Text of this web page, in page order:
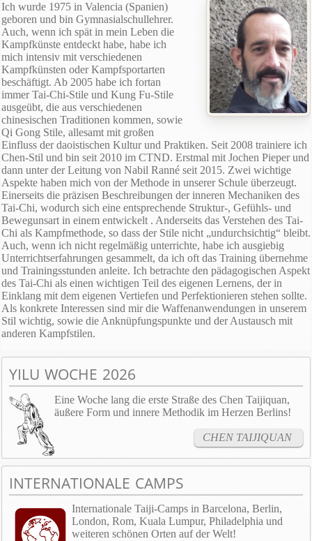
Ich wurde 1975 in Valencia (Spanien)
geboren und bin Gymnasialschullehrer.
Auch, wenn ich spät in mein Leben die
Kampfkünste entdeckt habe, habe ich
mich intensiv mit verschiedenen
Kampfkünsten oder Kampfsportarten
beschäftigt. Ab 2005 habe ich fortan
immer Tai-Chi-Stile und Kung Fu-Stile
ausgeübt, die aus verschiedenen
chinesischen Traditionen kommen, sowie
Qi Gong Stile, allesamt mit großen
Einfluss der daoistischen Kultur und Praktiken. Seit 2008 trainiere ich
Chen-Stil und bin seit 2010 im CTND. Erstmal mit Jochen Pieper und
dann unter der Leitung von Nabil Ranné seit 2015. Zwei wichtige
Aspekte haben mich von der Methode in unserer Schule überzeugt.
Einerseits die präzisen Beschreibungen der inneren Mechaniken des
Tai-Chi, wodurch sich eine entsprechende Struktur-, Gefühls- und
Bewegunsart in einem entwickelt . Anderseits das Verstehen des Tai-
Chi als Kampfmethode, so dass der Stile nicht „undurchsichtig“ bleibt.
Auch, wenn ich nicht regelmäßig unterrichte, habe ich ausgiebig
Unterrichtserfahrungen gesammelt, da ich oft das Training übernehme
und Trainingsstunden anleite. Ich betrachte den pädagogischen Aspekt
des Tai-Chi als einen wichtigen Teil des eigenen Lernens, der in
Einklang mit dem eigenen Vertiefen und Perfektionieren stehen sollte.
Als konkrete Interessen sind mir die Waffenanwendungen in unserem
Stil wichtig, sowie die Anknüpfungspunkte und der Austausch mit
anderen Kampfstilen.
YILU WOCHE 2026
Eine Woche lang die erste Straße des Chen Taijiquan,
äußere Form und innere Methodik im Herzen Berlins!
CHEN TAIJIQUAN
INTERNATIONALE CAMPS
Internationale Taiji-Camps in Barcelona, Berlin,
London, Rom, Kuala Lumpur, Philadelphia und
weiteren schönen Orten auf der Welt!